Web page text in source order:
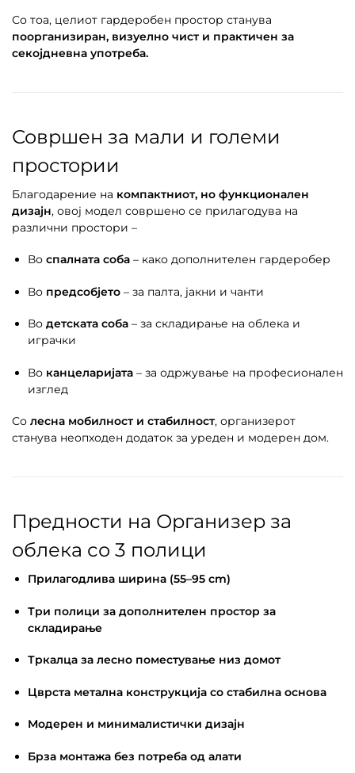
Со тоа, целиот гардеробен простор станува
поорганизиран, визуелно чист и практичен за
секојдневна употреба.
Совршен за мали и големи
простории
Благодарение на компактниот, но функционален
дизајн, овој модел совршено се прилагодува на
различни простори –
Во спалната соба – како дополнителен гардеробер
Во предсобјето – за палта, јакни и чанти
Во детската соба – за складирање на облека и
играчки
Во канцеларијата – за одржување на професионален
изглед
Со лесна мобилност и стабилност, организерот
станува неопходен додаток за уреден и модерен дом.
Предности на Организер за
облека со 3 полици
Прилагодлива ширина (55–95 cm)
Три полици за дополнителен простор за
складирање
Тркалца за лесно поместување низ домот
Цврста метална конструкција со стабилна основа
Модерен и минималистички дизајн
Брза монтажа без потреба од алати